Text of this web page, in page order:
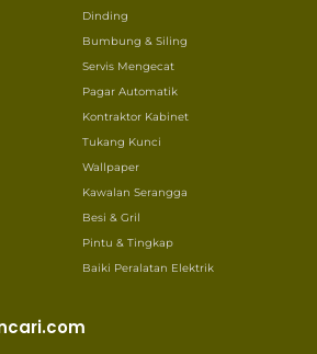
Dinding
Bumbung & Siling
Servis Mengecat
Pagar Automatik
Kontraktor Kabinet
Tukang Kunci
Wallpaper
Kawalan Serangga
Besi & Gril
Pintu & Tingkap
Baiki Peralatan Elektrik